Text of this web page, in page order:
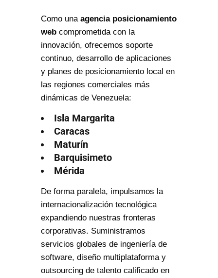
Como una agencia posicionamiento
web comprometida con la
innovación, ofrecemos soporte
continuo, desarrollo de aplicaciones
y planes de posicionamiento local en
las regiones comerciales más
dinámicas de Venezuela:
Isla Margarita
Caracas
Maturín
Barquisimeto
Mérida
De forma paralela, impulsamos la
internacionalización tecnológica
expandiendo nuestras fronteras
corporativas. Suministramos
servicios globales de ingeniería de
software, diseño multiplataforma y
outsourcing de talento calificado en